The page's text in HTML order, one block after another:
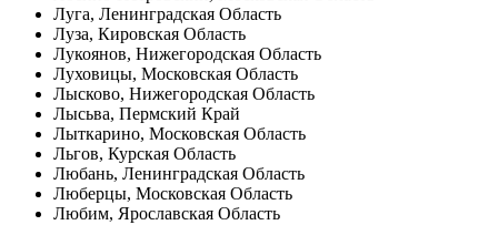
Луга, Ленинградская Область
Луза, Кировская Область
Лукоянов, Нижегородская Область
Луховицы, Московская Область
Лысково, Нижегородская Область
Лысьва, Пермский Край
Лыткарино, Московская Область
Льгов, Курская Область
Любань, Ленинградская Область
Люберцы, Московская Область
Любим, Ярославская Область